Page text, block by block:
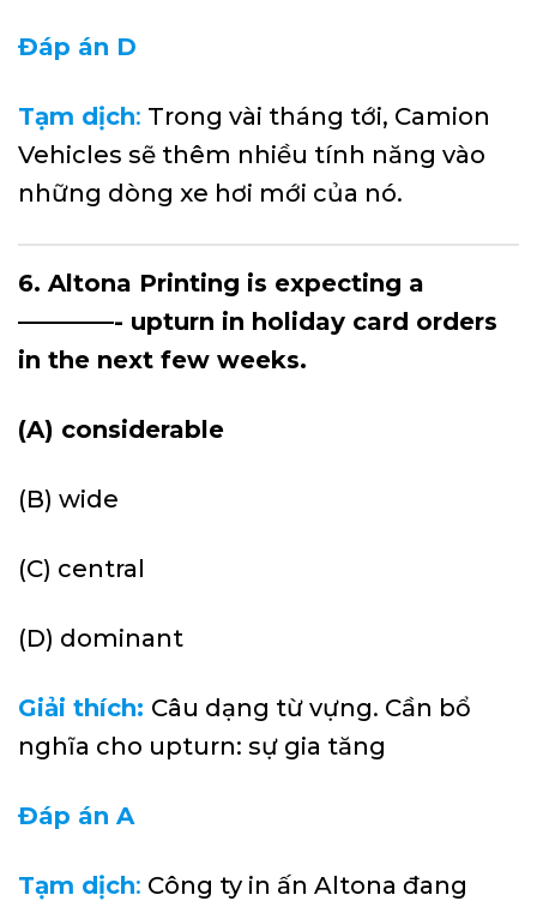
Đáp án D
Tạm dịch: Trong vài tháng tới, Camion
Vehicles sẽ thêm nhiều tính năng vào
những dòng xe hơi mới của nó.
6. Altona Printing is expecting a
————- upturn in holiday card orders
in the next few weeks.
(A) considerable
(B) wide
(C) central
(D) dominant
Giải thích: Câu dạng từ vựng. Cần bổ
nghĩa cho upturn: sự gia tăng
Đáp án A
Tạm dịch: Công ty in ấn Altona đang